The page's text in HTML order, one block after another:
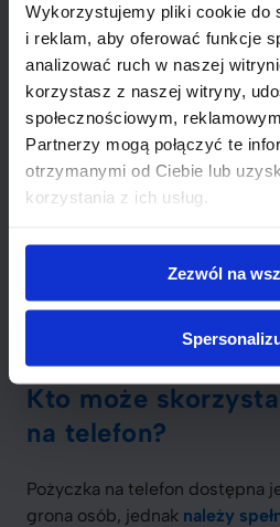
Wykorzystujemy pliki cookie do
i reklam, aby oferować funkcje
analizować ruch w naszej
korzystasz z naszej witryny,
społecznościowym,
Partnerzy mogą połączyć te
otrzymanymi od Ciebie lub
korzystania z ich usług.
Zezwól na
Pamiętaj: nie każda
telefon jest taka
oferty uważnie, bo
mieć problem z
Kiedy już masz przed sobą
dodatkowe opłaty, takie jak
opóźnienia w spłacie. Warto
przemyśl, jakie terminy spłaty
najwygodniejsze i jakie
stanie regularnie uiszczać.
Kto może
na telefon?
Pożyczka na telefon dostępna
grona osób, jednak należy